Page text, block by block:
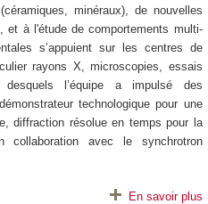
minéraux), de nouvelles
et à l'étude de comportements multi-
s’appuient sur les centres de
rayons X, microscopies, essais
l’équipe a impulsé des
technologique pour une
diffraction résolue en temps pour la
collaboration avec le synchrotron
En savoir plus